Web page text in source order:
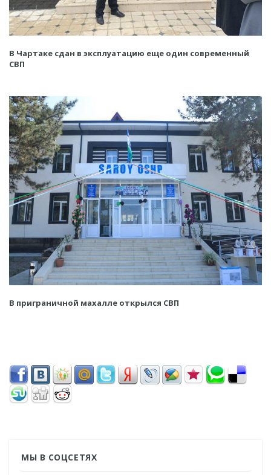
В Чартаке сдан в эксплуатацию еще один современный
СВП
В приграничной махалле открылся СВП
МЫ В СОЦСЕТЯХ